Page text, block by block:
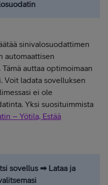
sinivalosuodattimen
automaattisen
auttaa optimoimaan
Voit ladata sovelluksen
ei ole
Yksi suosituimmista
– Yötila, Estää
sovellus ➡ Lataa ja